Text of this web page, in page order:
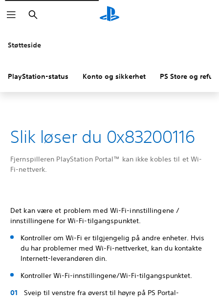
Søk
Støtteside
PlayStation-status Konto og sikkerhet PS Store og
Slik løser du 0x83200116
Fjernspilleren PlayStation Portal™ kan ikke kobles til et Wi-
Fi-nettverk.
Det kan være et problem med Wi-Fi-innstillingene /
innstillingene for Wi-Fi-tilgangspunktet.
Kontroller om Wi-Fi er tilgjengelig på andre enheter. Hvis
du har problemer med Wi-Fi-nettverket, kan du kontakte
Internett-leverandøren din.
Kontroller Wi-Fi-innstillingene/Wi-Fi-tilgangspunktet.
Sveip til venstre fra øverst til høyre på PS Portal-